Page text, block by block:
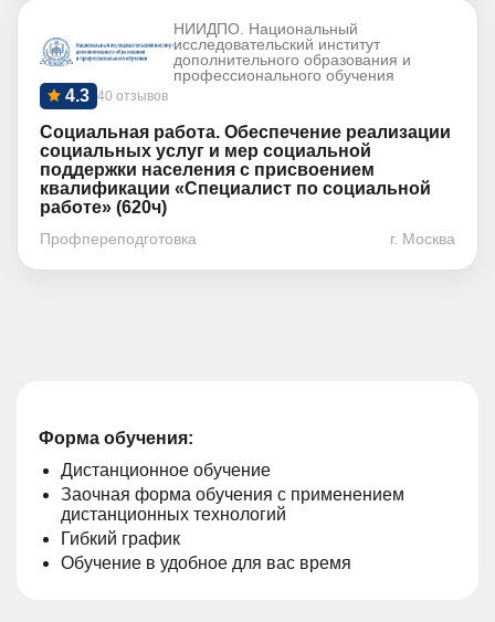
НИИДПО. Национальный
исследовательский институт
дополнительного образования и
профессионального обучения
40 отзывов
4.3
Социальная работа. Обеспечение реализации
социальных услуг и мер социальной
поддержки населения с присвоением
квалификации «Специалист по социальной
работе» (620ч)
Профпереподготовка г. Москва
Форма обучения:
Дистанционное обучение
Заочная форма обучения с применением
дистанционных технологий
Гибкий график
Обучение в удобное для вас время